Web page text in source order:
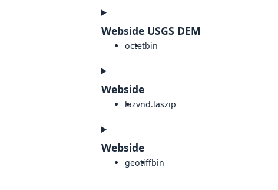
Webside USGS DEM
octetbin
Webside
lazvnd.laszip
Webside
geotiffbin